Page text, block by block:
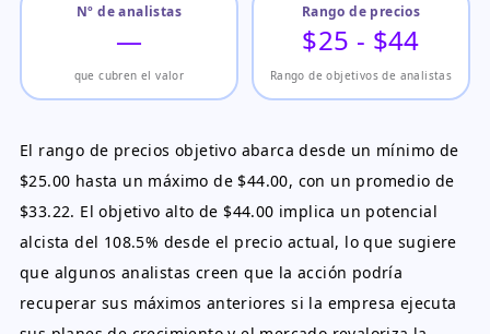
Nº de analistas
—
que cubren el valor
Rango de precios
$25 - $44
Rango de objetivos de analistas
El rango de precios objetivo abarca desde un mínimo de
$25.00 hasta un máximo de $44.00, con un promedio de
$33.22. El objetivo alto de $44.00 implica un potencial
alcista del 108.5% desde el precio actual, lo que sugiere
que algunos analistas creen que la acción podría
recuperar sus máximos anteriores si la empresa ejecuta